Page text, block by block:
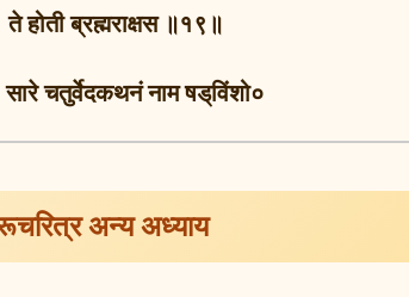
ते होती ब्रह्मराक्षस ॥१९॥
चतुर्वेदकथनं नाम षड्‌विंशो०
अन्य अध्याय